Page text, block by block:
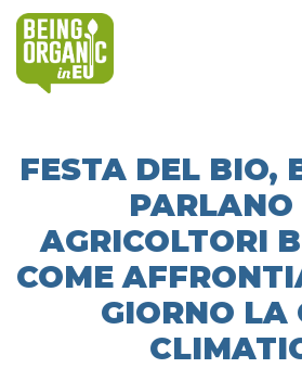
FESTA DEL BIO,
PARLANO
AGRICOLTORI
COME
GIORNO LA